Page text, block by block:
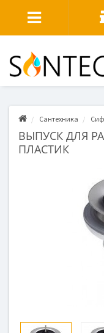
Сантехника
ВЫПУСК ДЛЯ
ПЛАСТИК